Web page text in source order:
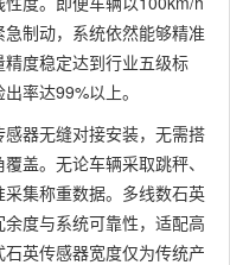
制动，系统依然能够精准
度稳定达到行业五级标
率达99%以上。
器无缝对接安装，无需搭
盖。无论车辆采取跳秤、
集称重数据。多线数石英
度与系统可靠性，适配高
英传感器宽度仅为传统产